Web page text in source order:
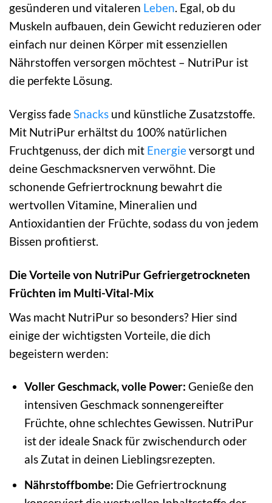
gesünderen und vitaleren Leben. Egal, ob du
Muskeln aufbauen, dein Gewicht reduzieren oder
einfach nur deinen Körper mit essenziellen
Nährstoffen versorgen möchtest – NutriPur ist
die perfekte Lösung.
Vergiss fadeSnacks und künstliche Zusatzstoffe.
Mit NutriPur erhältst du 100% natürlichen
Fruchtgenuss, der dich mit Energieversorgt und
deine Geschmacksnerven verwöhnt. Die
schonende Gefriertrocknung bewahrt die
wertvollen Vitamine, Mineralien und
Antioxidantien der Früchte, sodass du von jedem
Bissen profitierst.
Die Vorteile von NutriPur Gefriergetrockneten
Früchten im Multi-Vital-Mix
Was macht NutriPur so besonders? Hier sind
einige der wichtigsten Vorteile, die dich
begeistern werden:
Voller Geschmack, volle Power: Genieße den
intensiven Geschmack sonnengereifter
Früchte, ohne schlechtes Gewissen. NutriPur
ist der ideale Snack für zwischendurch oder
als Zutat in deinen Lieblingsrezepten.
Nährstoffbombe: Die Gefriertrocknung